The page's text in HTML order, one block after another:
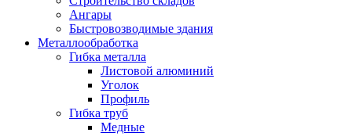
Ангары
Быстровозводимые здания
Металлообработка
Гибка металла
Листовой алюминий
Уголок
Профиль
Гибка труб
Медные